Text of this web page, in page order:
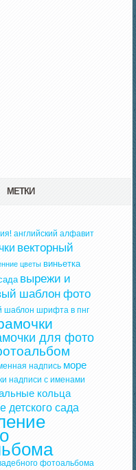
МЕТКИ
английский алфавит
векторный
цветы виньетка
вырежи и
шаблон фото
шаблон шрифта в пнг
для фото
надпись море
надписи с именами
кольца
детского сада
фотоальбома